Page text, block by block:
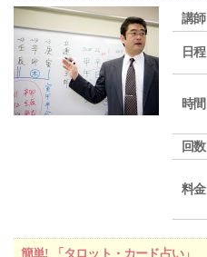
講師
日程
時間
回数
料金
簡単! 「タロット・カード占い」